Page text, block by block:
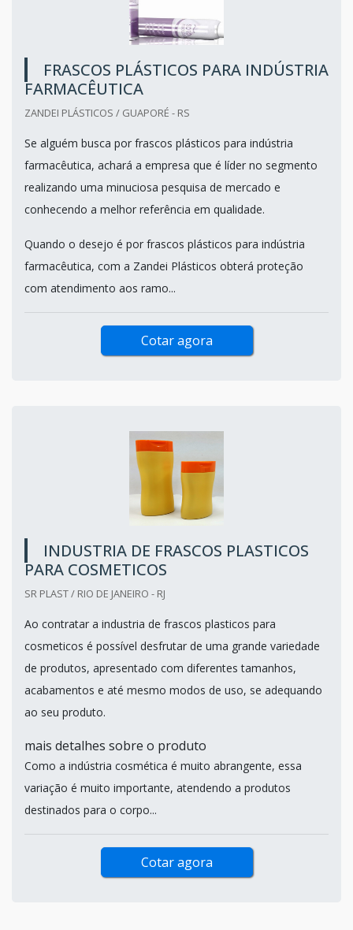
FRASCOS PLÁSTICOS PARA INDÚSTRIA
FARMACÊUTICA
ZANDEI PLÁSTICOS / GUAPORÉ - RS
Se alguém busca por frascos plásticos para indústria
farmacêutica, achará a empresa que é líder no segmento
realizando uma minuciosa pesquisa de mercado e
conhecendo a melhor referência em qualidade.
Quando o desejo é por frascos plásticos para indústria
farmacêutica, com a Zandei Plásticos obterá proteção
com atendimento aos ramo...
Cotar agora
INDUSTRIA DE FRASCOS PLASTICOS
PARA COSMETICOS
SR PLAST / RIO DE JANEIRO - RJ
Ao contratar a industria de frascos plasticos para
cosmeticos é possível desfrutar de uma grande variedade
de produtos, apresentado com diferentes tamanhos,
acabamentos e até mesmo modos de uso, se adequando
ao seu produto.
mais detalhes sobre o produto
Como a indústria cosmética é muito abrangente, essa
variação é muito importante, atendendo a produtos
destinados para o corpo...
Cotar agora